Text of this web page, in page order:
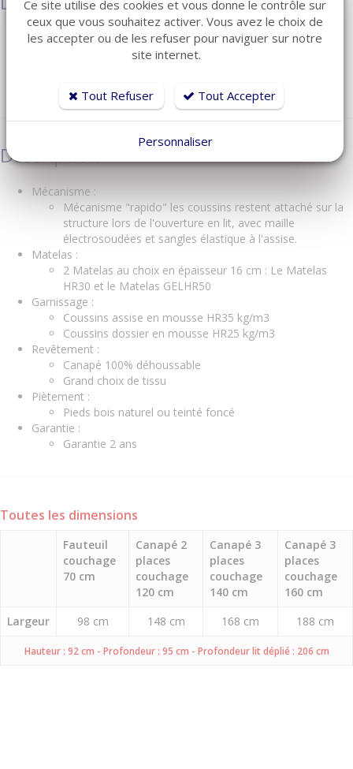
Couchage 140 :Largeur : 168 cm
Description
Mécanisme :
Mécanisme "rapido" les coussins restent attaché sur la
structure lors de l'ouverture en lit, avec maille
électrosoudées et sangles élastique à l'assise.
Matelas :
2 Matelas au choix en épaisseur 16 cm : Le Matelas
HR30 et le Matelas GELHR50
Garnissage :
Coussins assise en mousse HR35 kg/m3
Coussins dossier en mousse HR25 kg/m3
Revêtement :
Canapé 100% déhoussable
Grand choix de tissu
Piètement :
Pieds bois naturel ou teinté foncé
Garantie :
Garantie 2 ans
Toutes les dimensions
Fauteuil
couchage
70 cm
Canapé 2
places
couchage
120 cm
Canapé 3
places
couchage
140 cm
Canapé 3
places
couchage
160 cm
Largeur
98 cm 148 cm 168 cm 188 cm
Hauteur : 92 cm - Profondeur : 95 cm - Profondeur lit déplié : 206 cm
Ce site utilise des cookies et vous donne le contrôle sur
ceux que vous souhaitez activer. Vous avez le choix de
les accepter ou de les refuser pour naviguer sur notre
site internet.
Tout Refuser Tout Accepter
Personnaliser